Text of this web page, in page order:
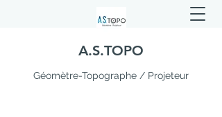
A.S.TOPO
Géomètre-Topographe / Projeteur